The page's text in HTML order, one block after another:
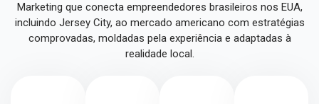
Marketing que conecta empreendedores brasileiros nos EUA,
incluindo Jersey City, ao mercado americano com estratégias
comprovadas, moldadas pela experiência e adaptadas à
realidade local.